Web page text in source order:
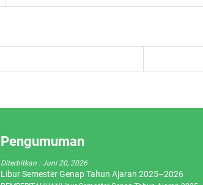
Pengumuman
Diterbitkan :Juni 20, 2026
Libur Semester Genap Tahun Ajaran 2025–2026